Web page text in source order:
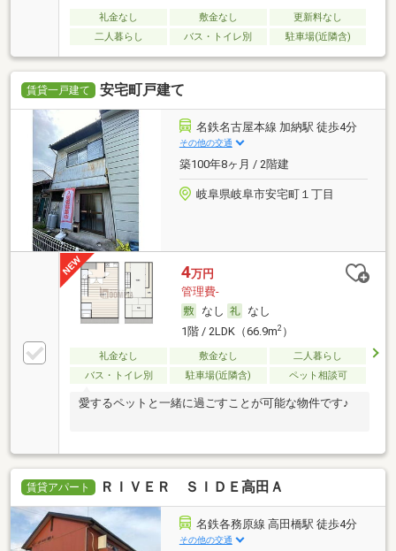
礼金なし 敷金なし
更新料なし
二人暮らし
バス・トイレ別 駐車場(近隣含)
賃貸一戸建て 安宅町戸建て
名鉄名古屋本線 加納駅 徒歩4分
その他の交通
築100年8ヶ月 / 2階建
岐阜県岐阜市安宅町１丁目
4万円
管理費-
なし
なし
1階 / 2LDK（66.9m2）
礼金なし 敷金なし
二人暮らし
バス・トイレ別
駐車場(近隣含) ペット相談可
愛するペットと一緒に過ごすことが可能な物件です♪
賃貸アパート ＲＩＶＥＲ ＳＩＤＥ高田Ａ
名鉄各務原線 高田橋駅 徒歩4分
その他の交通